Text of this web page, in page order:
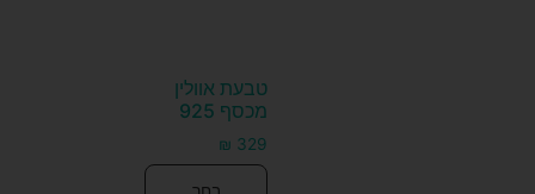
טבעת אוולין
מכסף 925
₪ 329